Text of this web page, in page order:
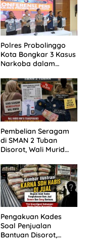
Polres Probolinggo
Kota Bongkar 3 Kasus
Narkoba dalam
Sabu Disita
Pembelian Seragam
di SMAN 2 Tuban
Disorot, Wali Murid
Rp1,6 Juta
Pengakuan Kades
Soal Penjualan
Bantuan Disorot,